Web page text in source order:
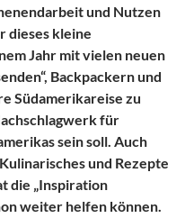
und Nutzen
dieses kleine
Jahr mit vielen neuen
Backpackern und
Südamerikareise zu
für
sein soll. Auch
und Rezepte
die „Inspiration
weiter helfen können.